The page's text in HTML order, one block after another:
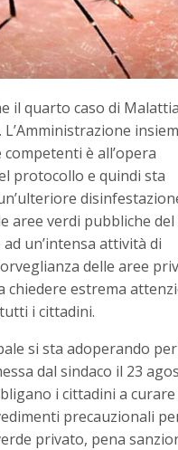
il quarto caso di
è all’opera
protocollo e quindi sta
aree verdi pubbliche
un’intensa attività di
delle aree
chiedere estrema
i cittadini.
si sta adoperando
dal sindaco il 23
i cittadini a
precauzionali
privato, pena